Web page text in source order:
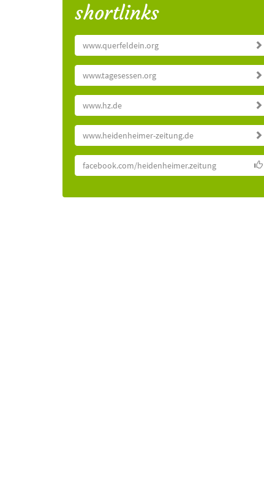
shortlinks
www.querfeldein.org
www.tagesessen.org
www.hz.de
www.heidenheimer-zeitung.de
facebook.com/heidenheimer.zeitung